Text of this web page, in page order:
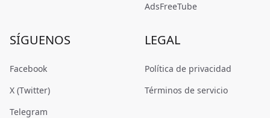
AdsFreeTube
SÍGUENOS
Facebook
X (Twitter)
Telegram
LEGAL
Política de privacidad
Términos de servicio